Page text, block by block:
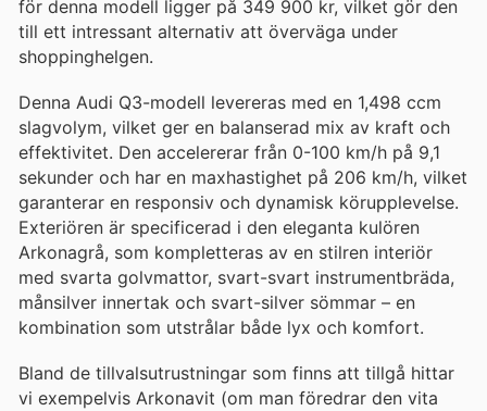
för denna modell ligger på 349 900 kr, vilket gör den
till ett intressant alternativ att överväga under
shoppinghelgen.
Denna Audi Q3-modell levereras med en 1,498 ccm
slagvolym, vilket ger en balanserad mix av kraft och
effektivitet. Den accelererar från 0-100 km/h på 9,1
sekunder och har en maxhastighet på 206 km/h, vilket
garanterar en responsiv och dynamisk körupplevelse.
Exteriören är specificerad i den eleganta kulören
Arkonagrå, som kompletteras av en stilren interiör
med svarta golvmattor, svart-svart instrumentbräda,
månsilver innertak och svart-silver sömmar – en
kombination som utstrålar både lyx och komfort.
Bland de tillvalsutrustningar som finns att tillgå hittar
vi exempelvis Arkonavit (om man föredrar den vita